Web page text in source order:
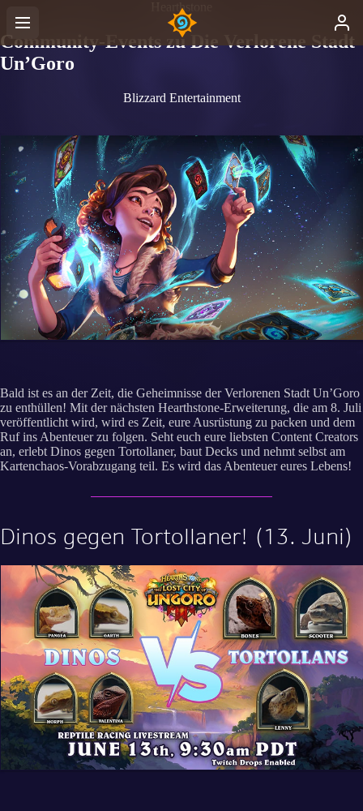
Hearthstone
Community-Events zu Die Verlorene Stadt
Un’Goro
Blizzard Entertainment
Bald ist es an der Zeit, die Geheimnisse der Verlorenen Stadt Un’Goro
zu enthüllen! Mit der nächsten Hearthstone-Erweiterung, die am 8. Juli
veröffentlicht wird, wird es Zeit, eure Ausrüstung zu packen und dem
Ruf ins Abenteuer zu folgen. Seht euch eure liebsten Content Creators
an, erlebt Dinos gegen Tortollaner, baut Decks und nehmt selbst am
Kartenchaos-Vorabzugang teil. Es wird das Abenteuer eures Lebens!
Dinos gegen Tortollaner! (13. Juni)